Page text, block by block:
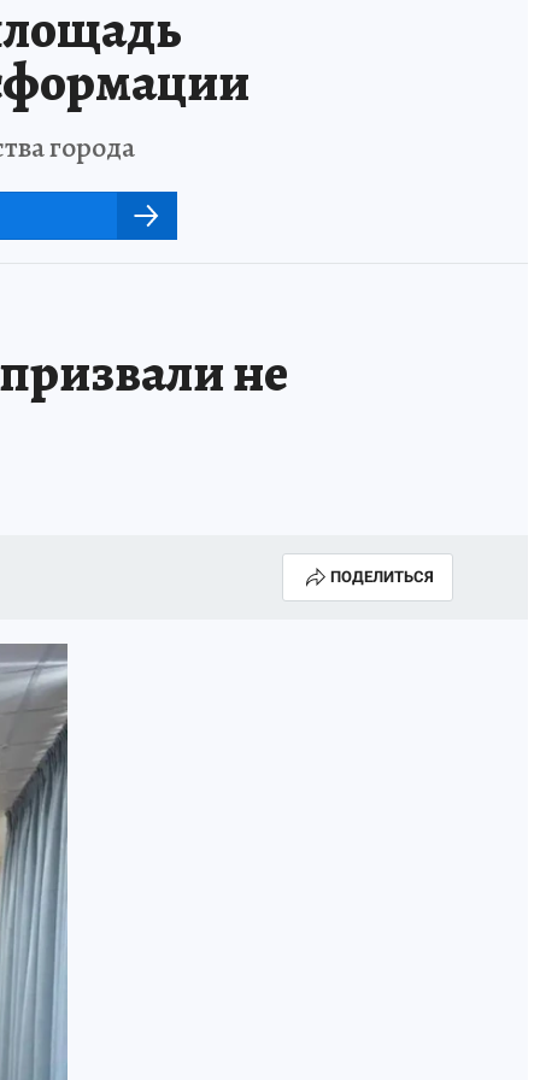
города
не
ПОДЕЛИТЬСЯ